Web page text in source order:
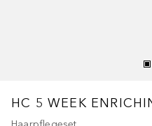
HC 5 WEEK